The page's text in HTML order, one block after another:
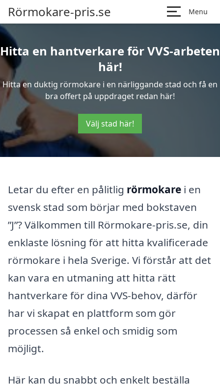
Rörmokare-pris.se Menu
Hitta en hantverkare för VVS-arbeten
här!
Hitta en duktig rörmokare i en närliggande stad och få en
bra offert på uppdraget redan här!
Välj stad här!
Letar du efter en pålitlig rörmokare i en
svensk stad som börjar med bokstaven
”J”? Välkommen till Rörmokare-pris.se, din
enklaste lösning för att hitta kvalificerade
rörmokare i hela Sverige. Vi förstår att det
kan vara en utmaning att hitta rätt
hantverkare för dina VVS-behov, därför
har vi skapat en plattform som gör
processen så enkel och smidig som
möjligt.
Här kan du snabbt och enkelt beställa